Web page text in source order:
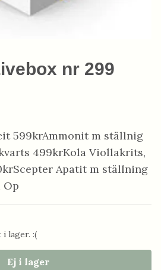
nr 299
599krAmmonit m ställnig
499krKola Viollakrits,
Apatit m ställning
Op
lager. :(
Ej i lager